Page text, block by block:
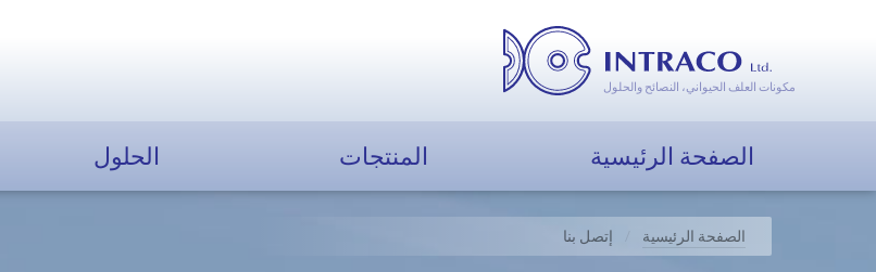
مكونات العلف الحيواني، النصائح والحلول
الصفحة الرئيسية المنتجات الحلول
الصفحة الرئيسية إتصل بنا